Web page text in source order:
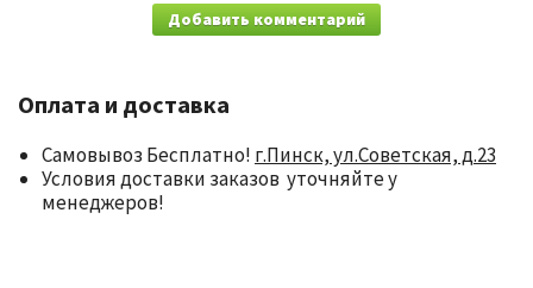
Добавить комментарий
Оплата и доставка
Самовывоз Бесплатно! г.Пинск, ул.Советская, д.23
Условия доставки заказов уточняйте у
менеджеров!